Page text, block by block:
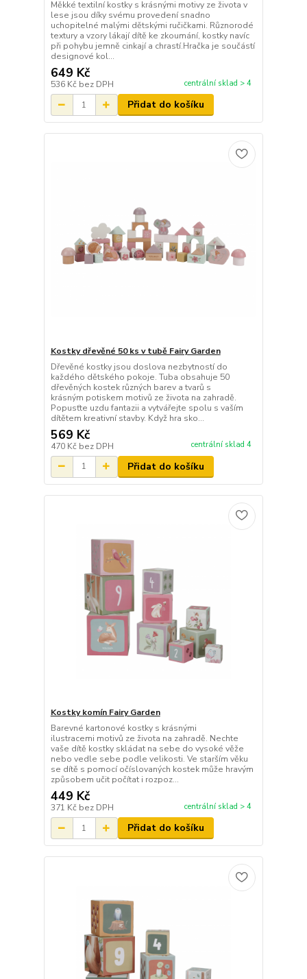
Měkké textilní kostky s krásnými motivy ze života v
lese jsou díky svému provedení snadno
uchopitelné malými dětskými ručičkami. Různorodé
textury a vzory lákají dítě ke zkoumání, kostky navíc
při pohybu jemně cinkají a chrastí.Hračka je součástí
designové kol...
649 Kč
536 Kč bez DPH centrální sklad > 4
Přidat do košíku
Kostky dřevěné 50 ks v tubě Fairy Garden
Dřevěné kostky jsou doslova nezbytností do
každého dětského pokoje. Tuba obsahuje 50
dřevěných kostek různých barev a tvarů s
krásným potiskem motivů ze života na zahradě.
Popusťte uzdu fantazii a vytvářejte spolu s vaším
dítětem kreativní stavby. Když hra sko...
569 Kč
470 Kč bez DPH centrální sklad 4
Přidat do košíku
Kostky komín Fairy Garden
Barevné kartonové kostky s krásnými
ilustracemi motivů ze života na zahradě. Nechte
vaše dítě kostky skládat na sebe do vysoké věže
nebo vedle sebe podle velikosti. Ve starším věku
se dítě s pomocí očíslovaných kostek může hravým
způsobem učit počítat i rozpoz...
449 Kč
371 Kč bez DPH centrální sklad > 4
Přidat do košíku